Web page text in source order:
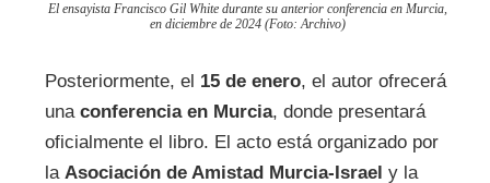
El ensayista Francisco Gil White durante su anterior conferencia en Murcia,
en diciembre de 2024 (Foto: Archivo)
Posteriormente, el 15 de enero, el autor ofrecerá
una conferencia en Murcia, donde presentará
oficialmente el libro. El acto está organizado por
la Asociación de Amistad Murcia-Israel y la